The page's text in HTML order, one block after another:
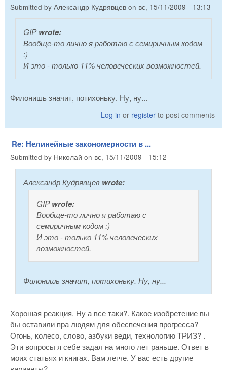
Submitted by Александр Кудрявцев on вс, 15/11/2009 - 13:13
GIPwrote:
Вообще-то лично я работаю с семиричным кодом
:)
И это - только 11% человеческих возможностей.
Филонишь значит, потихоньку. Ну, ну...
Log in or register to post comments
Re: Нелинейные закономерности в ...
Submitted by Николай on вс, 15/11/2009 - 15:12
Александр Кудрявцев wrote:
GIPwrote:
Вообще-то лично я работаю с
семиричным кодом :)
И это - только 11% человеческих
возможностей.
Филонишь значит, потихоньку. Ну, ну...
Хорошая реакция. Ну а все таки?. Какое изобретение вы
бы оставили пра людям для обеспечения прогресса?
Огонь, колесо, слово, азбуки веди, технологию ТРИЗ? .
Эти вопросы я себе задал на много лет раньше. Ответ в
моих статьях и книгах. Вам легче. У вас есть другие